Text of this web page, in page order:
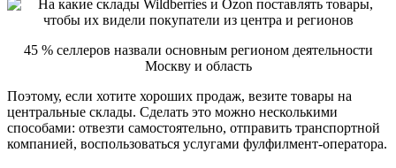
45 % селлеров назвали основным регионом деятельности
Москву и область
Поэтому, если хотите хороших продаж, везите товары на
центральные склады. Сделать это можно несколькими
способами: отвезти самостоятельно, отправить транспортной
компанией, воспользоваться услугами фулфилмент-оператора.